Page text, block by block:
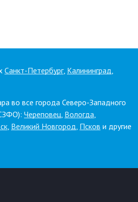
Санкт-Петербург, Калининград,
во все города Северо-Западного
Череповец, Вологда,
, Великий Новгород, Псков и другие